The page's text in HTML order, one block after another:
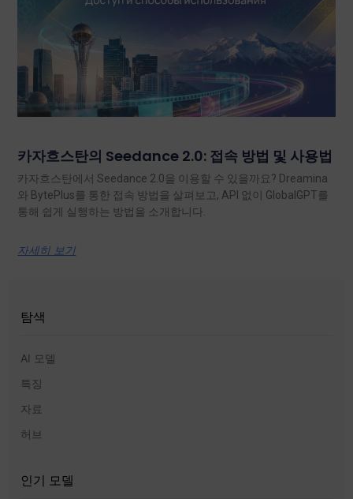
카자흐스탄의 Seedance 2.0: 접속 방법 및 사용법
카자흐스탄에서 Seedance 2.0을 이용할 수 있을까요? Dreamina
와 BytePlus를 통한 접속 방법을 살펴보고, API 없이 GlobalGPT를
통해 쉽게 실행하는 방법을 소개합니다.
자세히 보기
탐색
AI 모델
특징
자료
허브
인기 모델